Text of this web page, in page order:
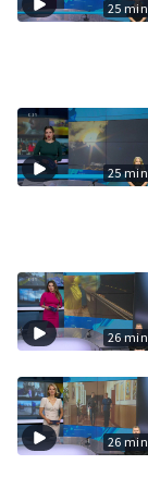
25 min
25 min
26 min
26 min